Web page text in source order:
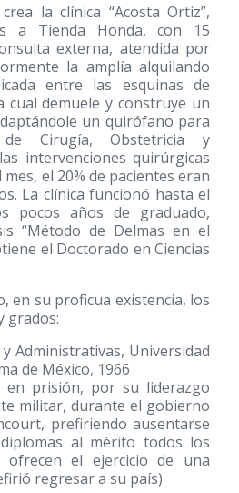
la clínica “Acosta Ortiz”,
a Tienda Honda, con 15
externa, atendida por
la amplía alquilando
entre las esquinas de
cual demuele y construye un
un quirófano para
Cirugía, Obstetricia y
intervenciones quirúrgicas
el 20% de pacientes eran
La clínica funcionó hasta el
pocos años de graduado,
“Método de Delmas en el
el Doctorado en Ciencias
en su proficua existencia, los
grados:
Administrativas, Universidad
de México, 1966
en prisión, por su liderazgo
militar, durante el gobierno
prefiriendo ausentarse
al mérito todos los
ofrecen el ejercicio de una
regresar a su país)